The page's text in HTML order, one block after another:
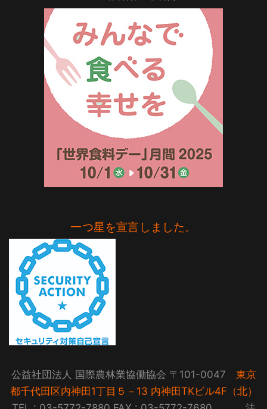
一つ星を宣言しました。
公益社団法人 国際農林業協働協会 〒101-0047 東京
都千代田区内神田1丁目５－13 内神田TKビル4F（北）